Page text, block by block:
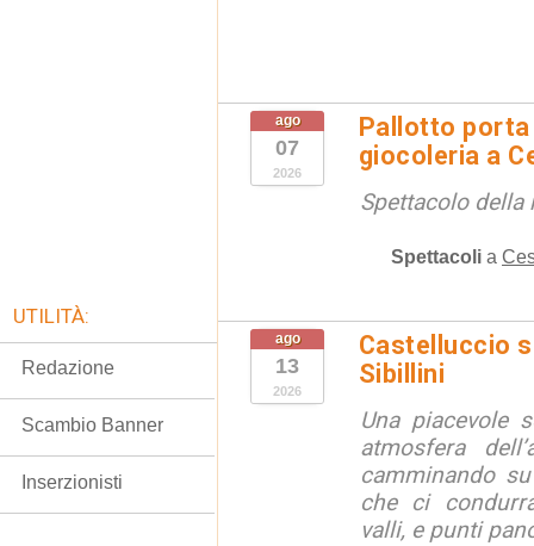
ago
07
2026
Pallotto
giocoleria a
Spettacolo della
Spettacoli a
ago
13
2026
Castelluccio
Sibillini
Una piacevole
atmosfera
camminando
che ci
valli, e punti
UTILITÀ:
Redazione
Scambio Banner
Inserzionisti